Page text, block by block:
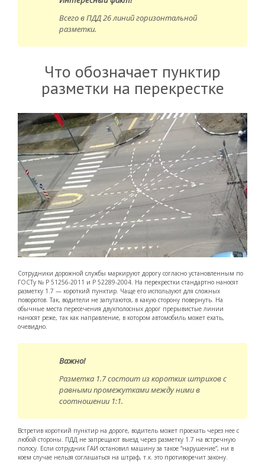
Всего в ПДД 26 линий горизонтальной
разметки.
Что обозначает пунктир
разметки на перекрестке
Сотрудники дорожной службы маркируют дорогу согласно установленным по
ГОСТу № Р 51256-2011 и Р 52289-2004. На перекрестки стандартно наносят
разметку 1.7 — короткий пунктир. Чаще его используют для сложных
поворотов. Так, водители не запутаются, в какую сторону повернуть. На
обычные места пересечения двухполосных дорог прерывистые линии
наносят реже, так как направление, в котором автомобиль может ехать,
очевидно.
Важно!
Разметка 1.7 состоит из коротких штрихов с
равными промежутками между ними в
соотношении 1:1.
Встретив короткий пунктир на дороге, водитель может проехать через нее с
любой стороны. ПДД не запрещают выезд через разметку 1.7 на встречную
полосу. Если сотрудник ГАИ остановил машину за такое “нарушение”, ни в
коем случае нельзя соглашаться на штраф, т.к. это противоречит закону.